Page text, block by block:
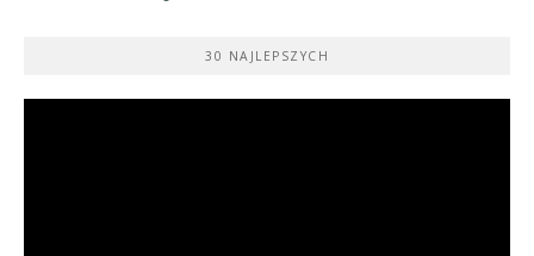
30 NAJLEPSZYCH